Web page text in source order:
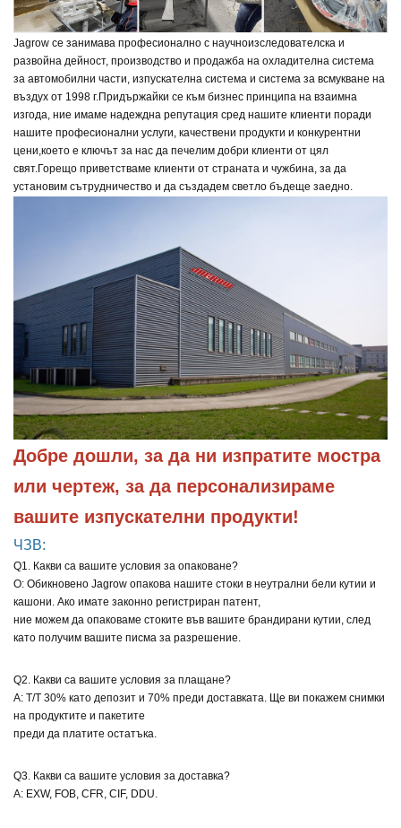
Jagrow се занимава професионално с научноизследователска и
развойна дейност, производство и продажба на охладителна система
за автомобилни части, изпускателна система и система за всмукване на
въздух от 1998 г. Придържайки се към бизнес принципа на взаимна
изгода, ние имаме надеждна репутация сред нашите клиенти поради
нашите професионални услуги, качествени продукти и конкурентни
цени, което е ключът за нас да печелим добри клиенти от цял
свят. Горещо приветстваме клиенти от страната и чужбина, за да
установим сътрудничество и да създадем светло бъдеще заедно.
Добре дошли, за да ни изпратите мостра
или чертеж, за да персонализираме
вашите изпускателни продукти!
ЧЗВ:
Q1. Какви са вашите условия за опаковане?
О: Обикновено Jagrow опакова нашите стоки в неутрални бели кутии и
кашони. Ако имате законно регистриран патент,
ние можем да опаковаме стоките във вашите брандирани кутии, след
като получим вашите писма за разрешение.
Q2. Какви са вашите условия за плащане?
A: T/T 30% като депозит и 70% преди доставката. Ще ви покажем снимки
на продуктите и пакетите
преди да платите остатъка.
Q3. Какви са вашите условия за доставка?
A: EXW, FOB, CFR, CIF, DDU.